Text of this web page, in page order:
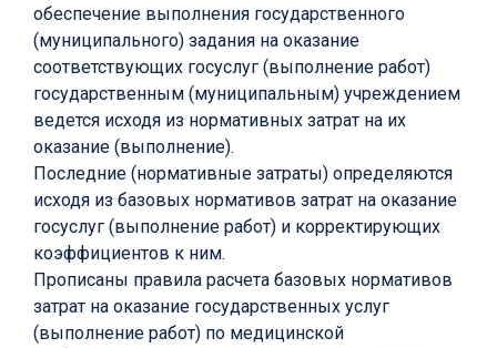
обеспечение выполнения государственного
(муниципального) задания на оказание
соответствующих госуслуг (выполнение работ)
государственным (муниципальным) учреждением
ведется исходя из нормативных затрат на их
оказание (выполнение).
Последние (нормативные затраты) определяются
исходя из базовых нормативов затрат на оказание
госуслуг (выполнение работ) и корректирующих
коэффициентов к ним.
Прописаны правила расчета базовых нормативов
затрат на оказание государственных услуг
(выполнение работ) по медицинской